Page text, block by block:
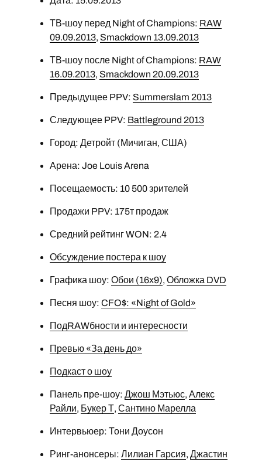
ТВ-шоу перед Night of Champions: RAW
09.09.2013, Smackdown 13.09.2013
ТВ-шоу после Night of Champions: RAW
16.09.2013, Smackdown 20.09.2013
Предыдущее PPV: Summerslam 2013
Следующее PPV: Battleground 2013
Город: Детройт (Мичиган, США)
Арена: Joe Louis Arena
Посещаемость: 10 500 зрителей
Продажи PPV: 175т продаж
Средний рейтинг WON: 2.4
Обсуждение постера к шоу
Графика шоу: Обои (16х9), Обложка DVD
Песня шоу: CFO$: «Night of Gold»
ПодRAWбности и интересности
Превью «За день до»
Подкаст о шоу
Панель пре-шоу: Джош Мэтьюс, Алекс
Райли, Букер Т, Сантино Марелла
Интервьюер: Тони Доусон
Ринг-анонсеры: Лилиан Гарсия, Джастин